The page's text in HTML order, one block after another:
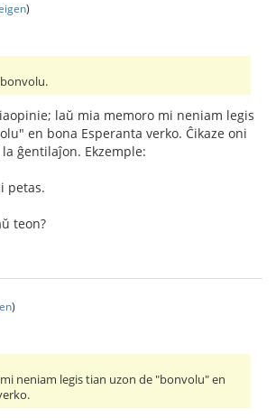
)
laŭ mia memoro mi neniam legis
en bona Esperanta verko. Ĉikaze oni
ĝentilaĵon. Ekzemple:
petas.
teon?
)
neniam legis tian uzon de "bonvolu" en